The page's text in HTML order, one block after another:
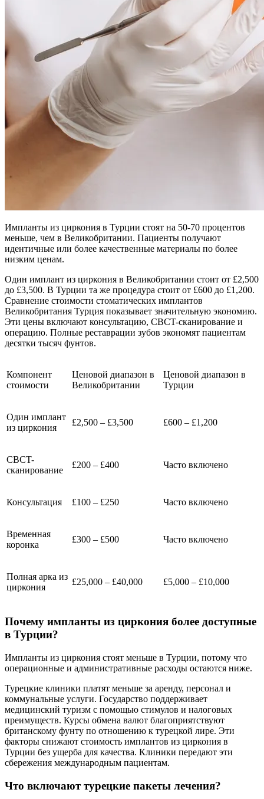
Импланты из циркония в Турции стоят на 50-70 процентов
меньше, чем в Великобритании. Пациенты получают
идентичные или более качественные материалы по более
низким ценам.
Один имплант из циркония в Великобритании стоит от £2,500
до £3,500. В Турции та же процедура стоит от £600 до £1,200.
Сравнение стоимости стоматических имплантов
Великобритания Турция показывает значительную экономию.
Эти цены включают консультацию, CBCT-сканирование и
операцию. Полные реставрации зубов экономят пациентам
десятки тысяч фунтов.
Компонент
стоимости
Ценовой диапазон в
Великобритании
Ценовой диапазон в
Турции
Один имплант
из циркония
£2,500 – £3,500 £600 – £1,200
CBCT-
сканирование
£200 – £400 Часто включено
Консультация £100 – £250 Часто включено
Временная
коронка
£300 – £500 Часто включено
Полная арка из
циркония
£25,000 – £40,000 £5,000 – £10,000
Почему импланты из циркония более доступные
в Турции?
Импланты из циркония стоят меньше в Турции, потому что
операционные и административные расходы остаются ниже.
Турецкие клиники платят меньше за аренду, персонал и
коммунальные услуги. Государство поддерживает
медицинский туризм с помощью стимулов и налоговых
преимуществ. Курсы обмена валют благоприятствуют
британскому фунту по отношению к турецкой лире. Эти
факторы снижают стоимость имплантов из циркония в
Турции без ущерба для качества. Клиники передают эти
сбережения международным пациентам.
Что включают турецкие пакеты лечения?